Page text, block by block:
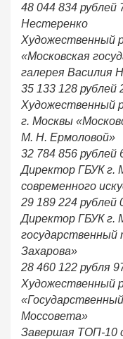
48 044 834 рублей
Нестеренко
Художественный
«Московская
галерея Василия
35 133 128
Художественный
г. Москвы
М. Н. Ермоловой»
32 784 856
Директор ГБУК г.
современного
29 189 224
Директор ГБУК г.
Захарова»
28 460 122 рубля
Художественный
Моссовета»
Завершая ТОП-10